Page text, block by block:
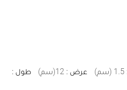
1.5
(سم) عرض :
12
(سم) طول :